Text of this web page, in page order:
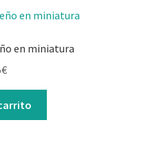
en miniatura
€